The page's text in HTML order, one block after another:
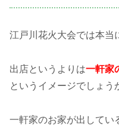
江戸川花火大会では本当
出店というよりは一軒家
というイメージでしょう
一軒家のお家が出してい